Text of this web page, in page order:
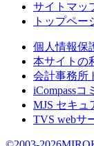
サイトマッ
トップペー
個人情報保
本サイトの
会計事務所
iCompass
MJS セキュ
TVS webサ